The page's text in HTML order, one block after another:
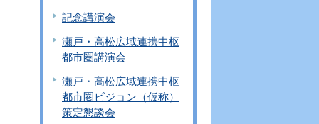
記念講演会
瀬戸・高松広域連携中枢
都市圏講演会
瀬戸・高松広域連携中枢
都市圏ビジョン（仮称）
策定懇談会